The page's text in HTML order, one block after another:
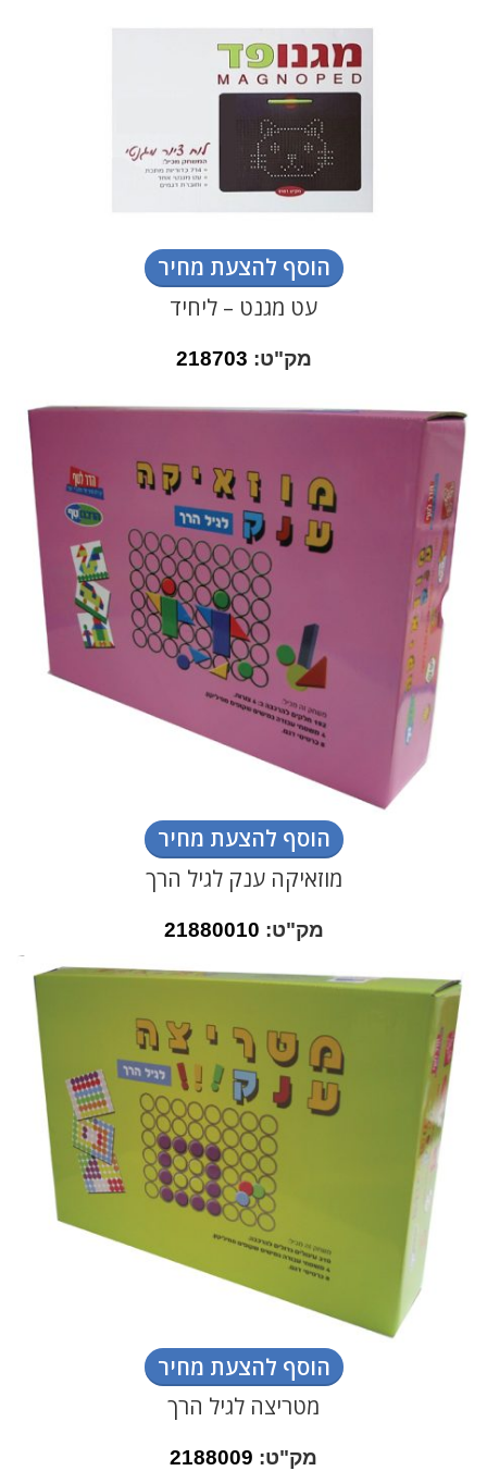
הוסף להצעת מחיר
עט מגנט – ליחיד
מק"ט: 218703
הוסף להצעת מחיר
מוזאיקה ענק לגיל הרך
מק"ט: 21880010
הוסף להצעת מחיר
מטריצה לגיל הרך
מק"ט: 2188009